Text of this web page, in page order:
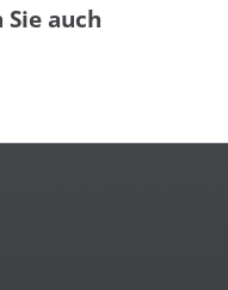
auch